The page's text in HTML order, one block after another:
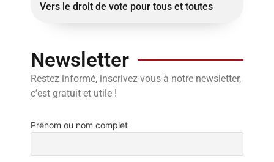
Vers le droit de vote pour tous et toutes
Newsletter
Restez informé, inscrivez-vous à notre newsletter,
c’est gratuit et utile !
Prénom ou nom complet